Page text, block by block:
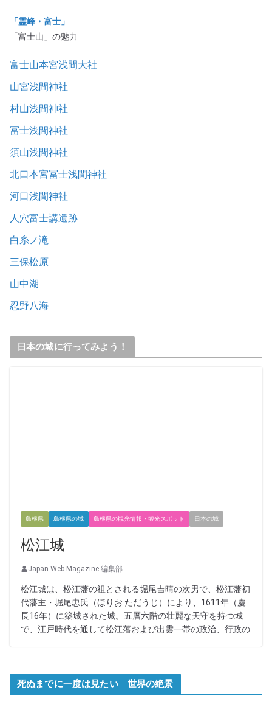
「霊峰・富士」
「富士山」の魅力
富士山本宮浅間大社
山宮浅間神社
村山浅間神社
冨士浅間神社
須山浅間神社
北口本宮冨士浅間神社
河口浅間神社
人穴富士講遺跡
白糸ノ滝
三保松原
山中湖
忍野八海
日本の城に行ってみよう！
島根県 島根県の城 島根県の観光情報・観光スポット 日本の城
松江城
Japan Web Magazine 編集部
松江城は、松江藩の祖とされる堀尾吉晴の次男で、松江藩初
代藩主・堀尾忠氏（ほりお ただうじ）により、1611年（慶
長16年）に築城された城。五層六階の壮麗な天守を持つ城
で、江戸時代を通して松江藩および出雲一帯の政治、行政の
死ぬまでに一度は見たい 世界の絶景